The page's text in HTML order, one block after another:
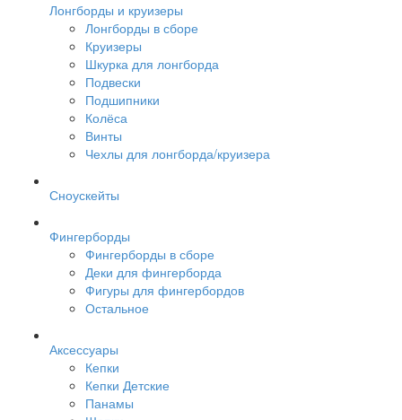
Лонгборды и круизеры
Лонгборды в сборе
Круизеры
Шкурка для лонгборда
Подвески
Подшипники
Колёса
Винты
Чехлы для лонгборда/круизера
Сноускейты
Фингерборды
Фингерборды в сборе
Деки для фингерборда
Фигуры для фингербордов
Остальное
Аксессуары
Кепки
Кепки Детские
Панамы